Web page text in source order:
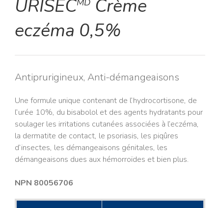
URISECMD Crème
eczéma 0,5%
Antiprurigineux, Anti-démangeaisons
Une formule unique contenant de l’hydrocortisone, de
l’urée 10%, du bisabolol et des agents hydratants pour
soulager les irritations cutanées associées à l’eczéma,
la dermatite de contact, le psoriasis, les piqûres
d’insectes, les démangeaisons génitales, les
démangeaisons dues aux hémorroïdes et bien plus.
NPN 80056706